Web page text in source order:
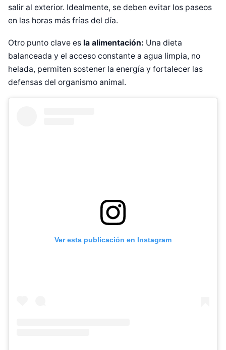
salir al exterior. Idealmente, se deben evitar los paseos
en las horas más frías del día.
Otro punto clave es la alimentación: Una dieta
balanceada y el acceso constante a agua limpia, no
helada, permiten sostener la energía y fortalecer las
defensas del organismo animal.
Ver esta publicación en Instagram